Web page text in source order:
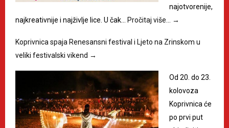
najotvorenije,
najkreativnije i najživlje lice. U čak…
Pročitaj više… →
Koprivnica spaja Renesansni festival i Ljeto na Zrinskom u
veliki festivalski vikend →
Od 20. do 23.
kolovoza
Koprivnica će
po prvi put